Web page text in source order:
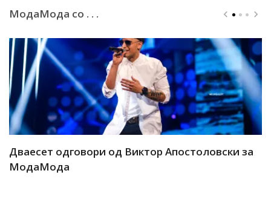
МодаМода со . . .
Дваесет одговори од Виктор Апостоловски за
МодаМода